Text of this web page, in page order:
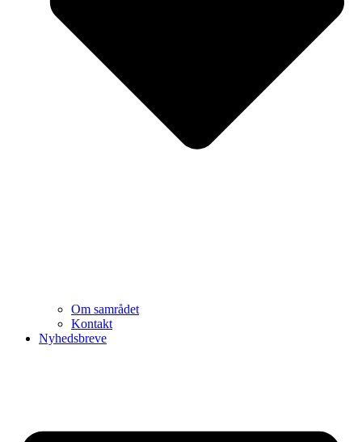
Om samrådet
Kontakt
Nyhedsbreve